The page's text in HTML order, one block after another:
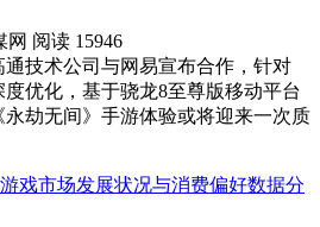
网 阅读 15946
通技术公司与网易宣布合作，针对
度优化，基于骁龙8至尊版移动平台
劫无间》手游体验或将迎来一次质
戏市场发展状况与消费偏好数据分